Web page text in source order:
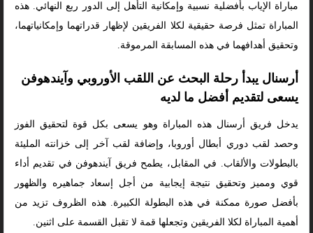
مباراة الإياب بأفضلية نسبية وإمكانية التأهل إلى الدور ربع النهائي. هذه
المباراة تمثل فرصة حقيقية لكلا الفريقين لإظهار قدراتهما وإمكانياتهما،
وتحقيق أهدافهما في هذه المسابقة المرموقة.
أرسنال يبدأ رحلة البحث عن اللقب الأوروبي وآيندهوفن
يسعى لتقديم أفضل ما لديه
يدخل فريق أرسنال هذه المباراة وهو يسعى بكل قوة لتحقيق الفوز
وحصد لقب دوري أبطال أوروبا، وإضافة لقب آخر إلى خزانته المليئة
بالبطولات والألقاب. في المقابل، يطمح فريق آيندهوفن في تقديم أداء
قوي ومميز وتحقيق نتيجة إيجابية من أجل إسعاد جماهيره والظهور
بأفضل صورة ممكنة في هذه البطولة الكبيرة. هذه الظروف تزيد من
أهمية المباراة لكلا الفريقين وتجعلها قمة لا تقبل القسمة على اثنين.